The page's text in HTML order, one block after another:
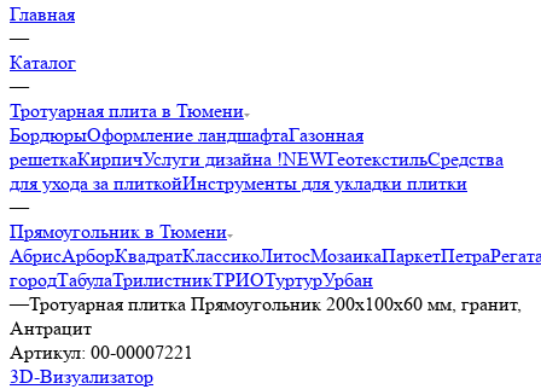
Главная
—
Каталог
—
Тротуарная плита в Тюмени
БордюрыОформление ландшафтаГазонная
решеткаКирпичУслуги дизайна !NEWГеотекстильСредства
для ухода за плиткойИнструменты для укладки плитки
—
Прямоугольник в Тюмени
АбрисАрборКвадратКлассикоЛитосМозаикаПаркетПетра
городТабулаТрилистникТРИОТуртурУрбан
—Тротуарная плитка Прямоугольник 200х100х60 мм, гранит,
Антрацит
Артикул: 00-00007221
3D-Визуализатор